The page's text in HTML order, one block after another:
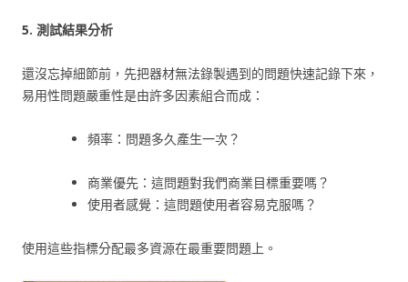
5. 測試結果分析
還沒忘掉細節前，先把器材無法錄製遇到的問題快速記錄下來，
易用性問題嚴重性是由許多因素組合而成：
頻率：問題多久產生一次？
商業優先：這問題對我們商業目標重要嗎？
使用者感覺：這問題使用者容易克服嗎？
使用這些指標分配最多資源在最重要問題上。